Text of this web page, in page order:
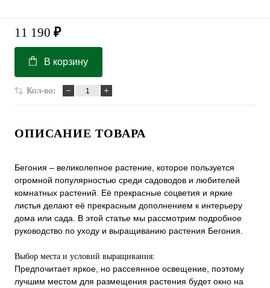
11 190 ₽
В корзину
Кол-во:
ОПИСАНИЕ ТОВАРА
Бегония – великолепное растение, которое пользуется
огромной популярностью среди садоводов и любителей
комнатных растений. Её прекрасные соцветия и яркие
листья делают её прекрасным дополнением к интерьеру
дома или сада. В этой статье мы рассмотрим подробное
руководство по уходу и выращиванию растения Бегония.
Выбор места и условий выращивания:
Предпочитает яркое, но рассеянное освещение, поэтому
лучшим местом для размещения растения будет окно на